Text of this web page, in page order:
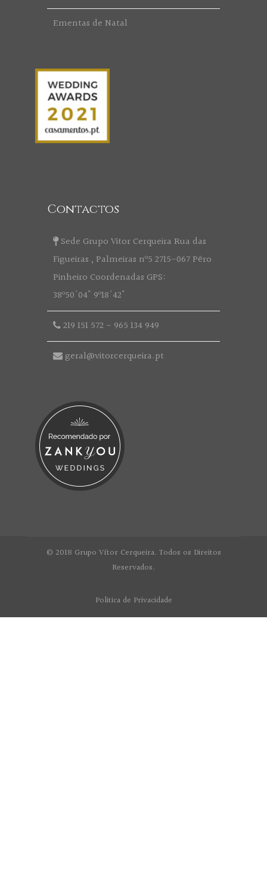
Ementas de Natal
Contactos
Sede Grupo Vitor Cerqueira Rua das
Figueiras , Palmeiras nº5 2715-067 Pêro
Pinheiro Coordenadas GPS:
38º50'04" 9º18'42"
219 151 572 - 965 134 949
geral@vitorcerqueira.pt
© 2018 Grupo Vítor Cerqueira. Todos os Direitos
Reservados.
Politica de Privacidade